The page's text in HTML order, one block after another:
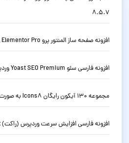
8.5.7
افزونه صفحه ساز المنتور پرو Elementor Pro وردپرس نسخه 4.2.1
افزونه فارسی سئو Yoast SEO Premium وردپرس نسخه حرفه ای 28.1
مجموعه 130 آیکون رایگان Icons8 به صورت SVG
افزونه فارسی افزایش سرعت وردپرس (راکت) WP Rocket نسخه 3.23.1